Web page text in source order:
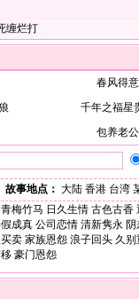
缠烂打
春风得意
千年之福星
包养老公
故事地点： 大陆 香港 台湾
青梅竹马 日久生情 古色古香
成真 公司恋情 清新隽永
卖 家族恩怨 浪子回头 久别
豪门恩怨